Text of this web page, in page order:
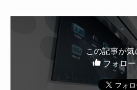
この記事が
フォロー